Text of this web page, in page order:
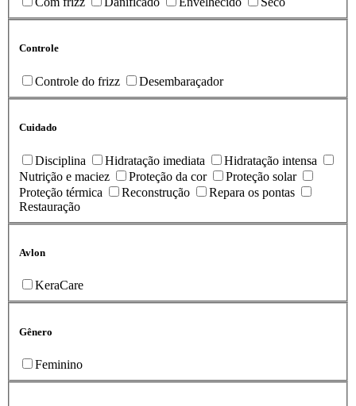
Controle
Controle do frizz Desembaraçador
Cuidado
Disciplina Hidratação imediata
Hidratação intensa
Nutrição e maciez
Proteção da cor
Proteção solar
Proteção térmica
Reconstrução
Repara os pontas
Restauração
Avlon
KeraCare
Gênero
Feminino